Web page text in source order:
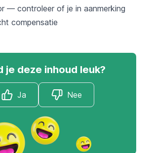
— controleer of je in aanmerking
compensatie
je deze inhoud leuk?
Ja Nee